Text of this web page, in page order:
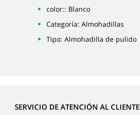
color:: Blanco
Categoría: Almohadillas
Tipo: Almohadilla de pulido
SERVICIO DE ATENCIÓN AL CLIENTE